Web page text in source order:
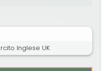
Inglese UK